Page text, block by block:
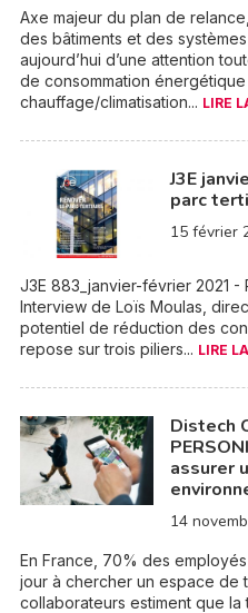
Axe majeur du plan de
des bâtiments et des
aujourd’hui d’une attention
de consommation
chauffage/climatisation... LIRE
J3E
parc
15 février
J3E 883_janvier-février 2021
Interview de Loïs Moulas,
potentiel de réduction des
repose sur trois piliers... LIRE
Distech
assurer
14
En France, 70% des
jour à chercher un espace de
collaborateurs estiment que